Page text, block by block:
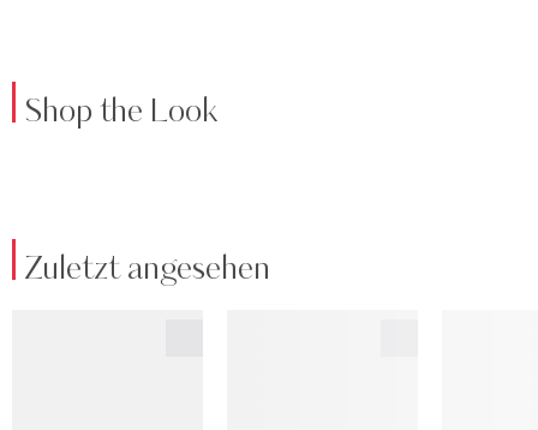
Shop the Look
Zuletzt angesehen